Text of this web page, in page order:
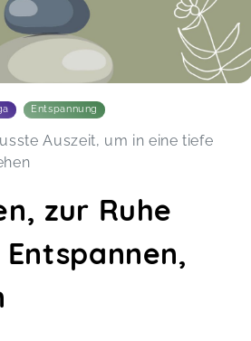
Entspannung
Auszeit, um in eine tiefe
zur Ruhe